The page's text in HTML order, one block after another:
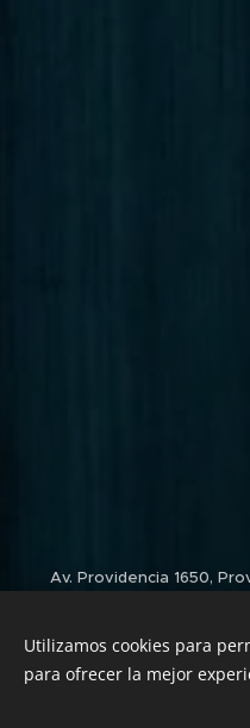
Av. Providencia 1650,
Contacto
Utilizamos cookies para
para ofrecer la mejor